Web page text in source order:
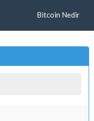
Bitcoin Nedir